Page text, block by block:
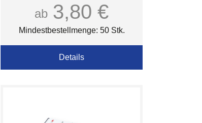
ab 3,80 €
Mindestbestellmenge: 50 Stk.
Details